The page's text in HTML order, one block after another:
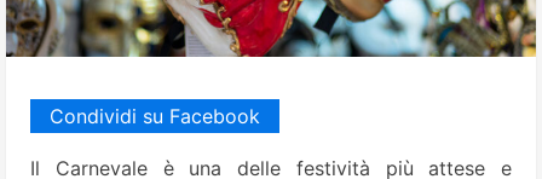
Condividi su Facebook
Il Carnevale è una delle festività più attese e